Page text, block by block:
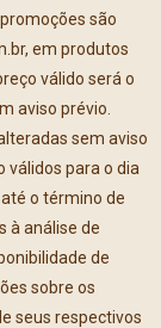
são
em produtos
válido será o
aviso prévio.
sem aviso
válidos para o dia
o término de
à análise de
de
sobre os
seus respectivos